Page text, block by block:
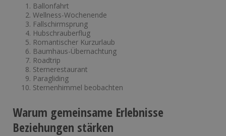
Ballonfahrt
Wellness-Wochenende
Fallschirmsprung
Hubschrauberflug
Romantischer Kurzurlaub
Baumhaus-Übernachtung
Roadtrip
Sternerestaurant
Paragliding
Sternenhimmel beobachten
Warum gemeinsame Erlebnisse
Beziehungen stärken